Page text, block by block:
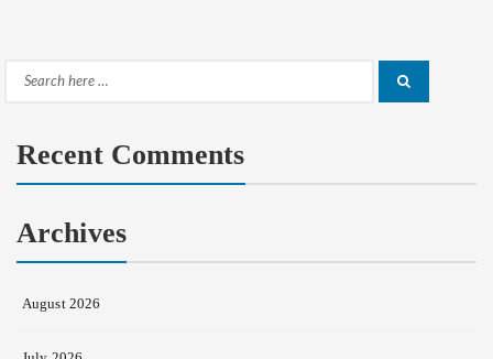
Search
Recent Comments
Archives
August 2026